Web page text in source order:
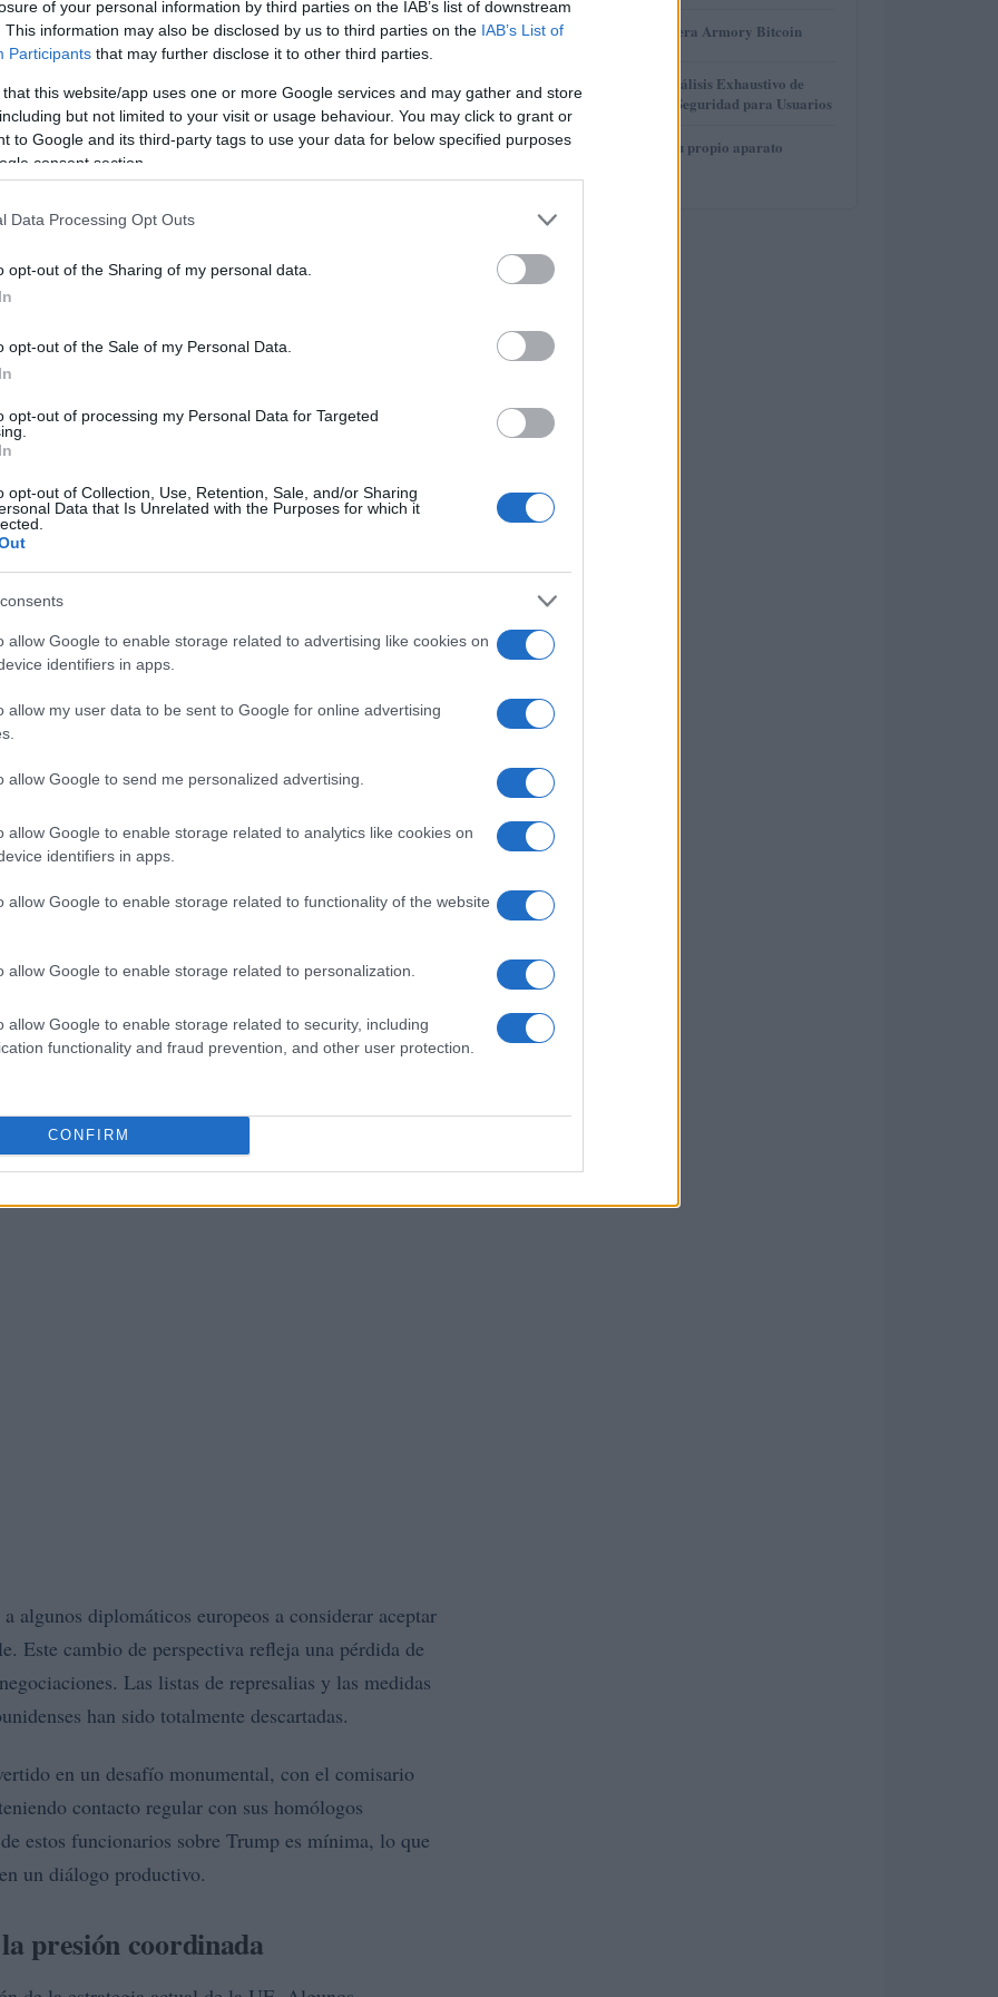
of your personal information by third parties on the IAB’s list of downstream
This information may also be disclosed by us to third parties on the IAB’s List of
Participants that may further disclose it to other third parties.
that this website/app uses one or more Google services and may gather and store
but not limited to your visit or usage behaviour. You may click to grant or
to Google and its third-party tags to use your data for below specified purposes
consent section.
Data Processing Opt Outs
opt-out of the Sharing of my personal data.
opt-out of the Sale of my Personal Data.
opt-out of processing my Personal Data for Targeted
opt-out of Collection, Use, Retention, Sale, and/or Sharing
Data that Is Unrelated with the Purposes for which it
allow Google to enable storage related to advertising like cookies on
identifiers in apps.
allow my user data to be sent to Google for online advertising
allow Google to send me personalized advertising.
allow Google to enable storage related to analytics like cookies on
identifiers in apps.
allow Google to enable storage related to functionality of the website
allow Google to enable storage related to personalization.
allow Google to enable storage related to security, including
functionality and fraud prevention, and other user protection.
CONFIRM
comerciales ya estaban en su punto más
que Trump subestima a la UE se ha intensificado?
más grandes del mundo y cuenta con
ha sido, hasta ahora, de contención. Es
la otra mejilla’. La Comisión Europea, ante las
movimientos como meras pataletas, eligiendo no
de seriedad y madurez, podría tener consecuencias
estrategia de no confrontación puede ser
de debilidad. Canadá es un claro ejemplo de cómo
de Trump ha llevado a un aumento de la presión
a la baja
que la UE está dispuesta a aceptar un acuerdo
Unidos. Las recientes maniobras de Trump han
ante un escenario extremadamente desfavorable,
¿Es esto realmente lo que quieren los europeos?
algunos diplomáticos europeos a considerar aceptar
Este cambio de perspectiva refleja una pérdida de
Las listas de represalias y las medidas
han sido totalmente descartadas.
en un desafío monumental, con el comisario
contacto regular con sus homólogos
estos funcionarios sobre Trump es mínima, lo que
un diálogo productivo.
presión coordinada
3 Revisión de billetera Armory Bitcoin
4
Gana Crédito: Análisis Exhaustivo de
Funcionalidad y Seguridad para Usuarios
5 Cómo construir tu propio aparato